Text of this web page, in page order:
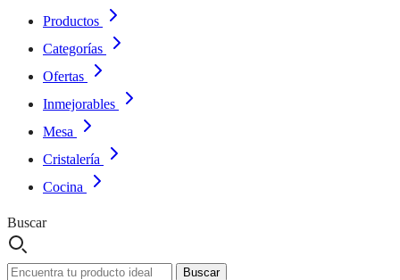
Productos
Categorías
Ofertas
Inmejorables
Mesa
Cristalería
Cocina
Buscar
Buscar